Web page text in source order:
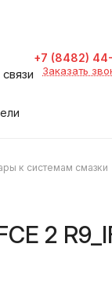
+7 (8482)
Заказать
к системам смазки
2